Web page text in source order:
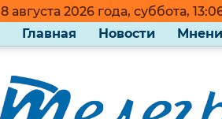
8 августа 2026 года, суббота,
Главная
Новости